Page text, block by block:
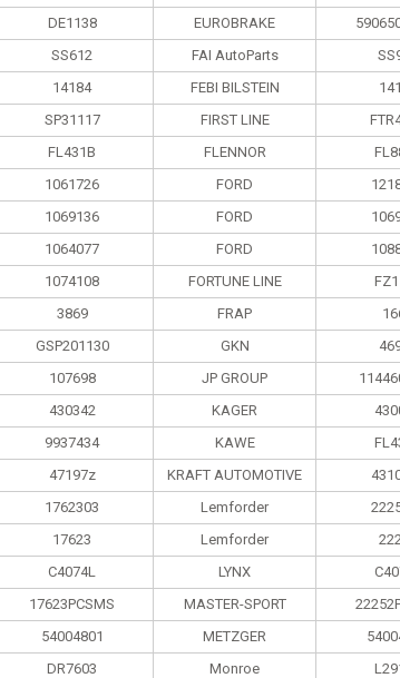
DE1138 EUROBRAKE
SS612 FAI AutoParts
14184 FEBI BILSTEIN
SP31117 FIRST LINE
FL431B FLENNOR
1061726 FORD
1069136 FORD
1064077 FORD
1074108 FORTUNE LINE
3869 FRAP
GSP201130 GKN
107698 JP GROUP
430342 KAGER
9937434 KAWE
47197z KRAFT AUTOMOTIVE
1762303 Lemforder
17623 Lemforder
C4074L LYNX
17623PCSMS MASTER-SPORT
54004801 METZGER
DR7603 Monroe